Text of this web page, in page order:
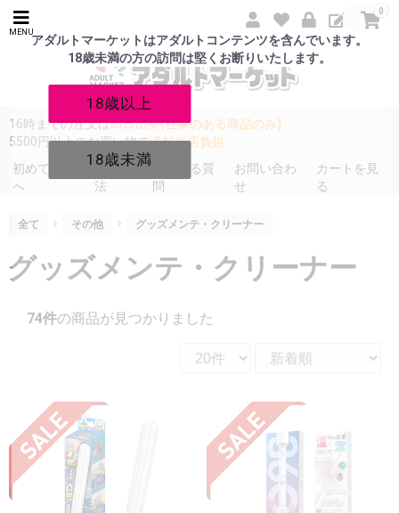
アダルトマーケットはアダルトコンテンツを含んでいます。
18歳未満の方の訪問は堅くお断りいたします。
18歳以上
18歳未満
MENU
0
16時までの注文は即日出荷(在庫のある商品のみ)
5500円以上のお買い物で送料当店負担
初めての方
へ
発送方
法
よくある質
問
お問い合わ
せ
カートを見
る
全て その他 グッズメンテ・クリーナー
グッズメンテ・クリーナー
74件の商品が見つかりました